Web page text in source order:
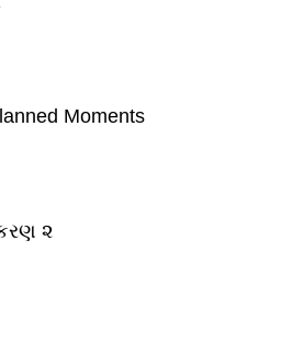
Moments
૨